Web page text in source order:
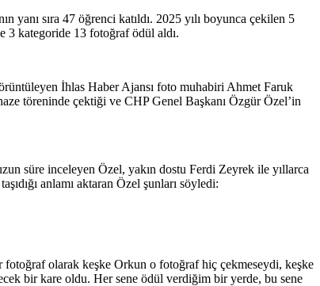
yanı sıra 47 öğrenci katıldı. 2025 yılı boyunca çekilen 5
3 kategoride 13 fotoğraf ödül aldı.
İhlas Haber Ajansı foto muhabiri Ahmet Faruk
töreninde çektiği ve CHP Genel Başkanı Özgür Özel’in
süre inceleyen Özel, yakın dostu Ferdi Zeyrek ile yıllarca
anlamı aktaran Özel şunları söyledi:
olarak keşke Orkun o fotoğraf hiç çekmeseydi, keşke
bir kare oldu. Her sene ödül verdiğim bir yerde, bu sene